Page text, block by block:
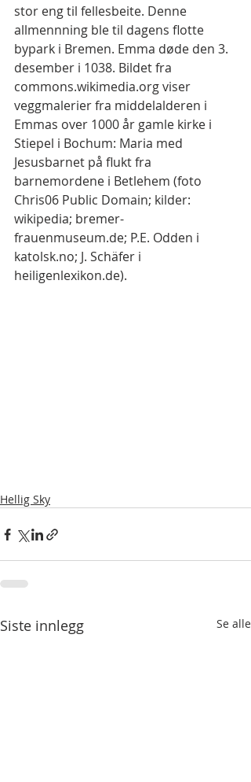
stor eng til fellesbeite. Denne
allmennning ble til dagens flotte
bypark i Bremen. Emma døde den 3.
desember i 1038. Bildet fra
commons.wikimedia.org viser
veggmalerier fra middelalderen i
Emmas over 1000 år gamle kirke i
Stiepel i Bochum: Maria med
Jesusbarnet på flukt fra
barnemordene i Betlehem (foto
Chris06 Public Domain; kilder:
wikipedia; bremer-
frauenmuseum.de; P.E. Odden i
katolsk.no; J. Schäfer i
heiligenlexikon.de).
Hellig Sky
Siste innlegg Se alle